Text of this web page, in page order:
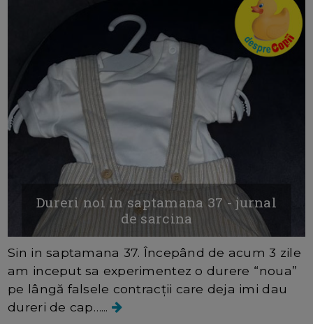
Dureri noi in saptamana 37 - jurnal
de sarcina
Sin in saptamana 37. Începând de acum 3 zile
am inceput sa experimentez o durere “noua”
pe lângă falsele contracții care deja imi dau
dureri de cap…...